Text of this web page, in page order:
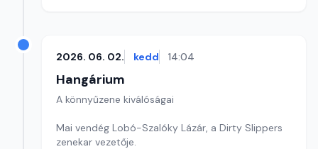
2026. 06. 02. kedd 14:04
Hangárium
A könnyűzene kiválóságai
Mai vendég Lobó-Szalóky Lázár, a Dirty Slippers
zenekar vezetője.